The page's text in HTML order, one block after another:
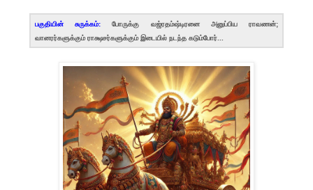
பகுதியின் சுருக்கம்:
போருக்கு வஜ்ரதம்ஷ்டிரனை அனுப்பிய ராவணன்;
வானரர்களுக்கும் ராக்ஷசர்களுக்கும் இடையில் நடந்த கடும்போர்...